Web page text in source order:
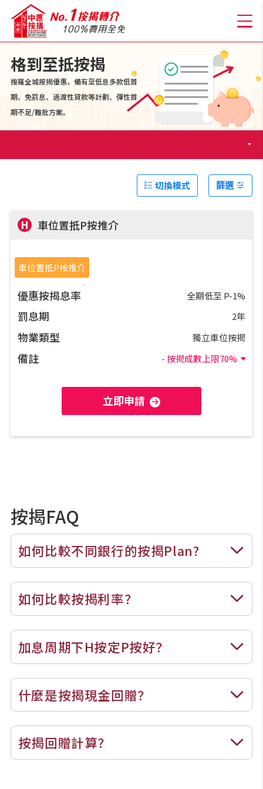
關於我們
格到至抵按揭
免費開戶轉介服務
私人貸款
優惠禮遇
中原按揭標籤優惠
按揭工具
置業預算
供款年期計算
工商舖按揭計算
印花稅計算
免費物業估價
下載中心
按揭全面睇
格到至抵按揭
搜羅全城按揭優惠，備有至低息多款低首
期、免罰息、過渡性貸款等計劃、彈性首
期不足/難批方案。
切換模式 篩選
H 車位置抵P按推介
車位置抵P按推介
優惠按揭息率 全期低至 P-1%
罰息期 2年
物業類型 獨立車位按揭
備註 - 按揭成數上限70%
立即申請
按揭FAQ
如何比較不同銀行的按揭Plan?
如何比較按揭利率？
加息周期下H按定P按好？
什麼是按揭現金回贈？
按揭回贈計算？